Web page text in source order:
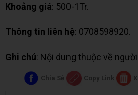
Khoảng giá: 500-1Tr.
Thông tin liên hệ: 0708598920.
Ghi chú: Nội dung thuộc về người
Chia Sẻ Copy Link